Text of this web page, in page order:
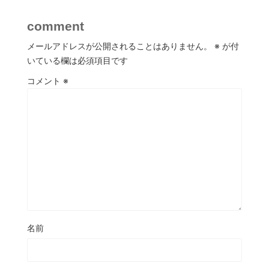
comment
メールアドレスが公開されることはありません。 ※ が付
いている欄は必須項目です
コメント ※
名前